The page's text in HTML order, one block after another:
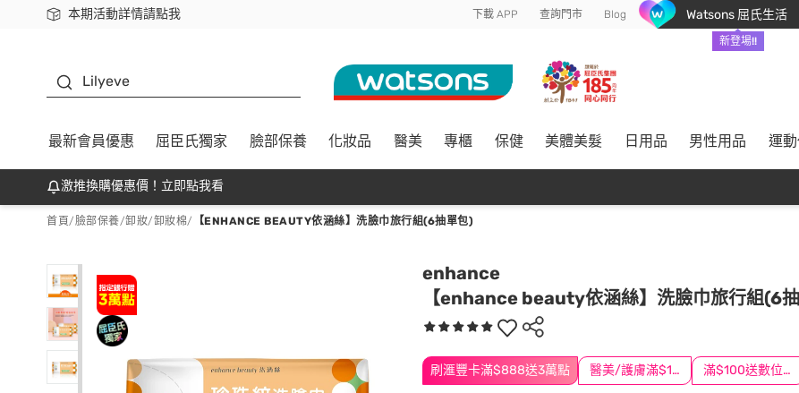
本期活動詳情請點我
下載app最高回饋$350 下載 APP 查詢門市 Blog Watsons 屈氏生活
新登場!!
Lilyeve
最新會員優惠 屈臣氏獨家 臉部保養 化妝品 醫美 專櫃 保健 美體美髮 日用品 男性用品 運
激推換購優惠價！立即點我看
首頁/臉部保養/卸妝/卸妝棉/ 【ENHANCE BEAUTY依涵絲】洗臉巾旅行組(6抽單包)
enhance
【enhance beauty依涵絲】洗臉巾旅行組(6
刷滙豐卡滿$888送3萬點 醫美/護膚滿$1200送$200 滿$100送數位印花